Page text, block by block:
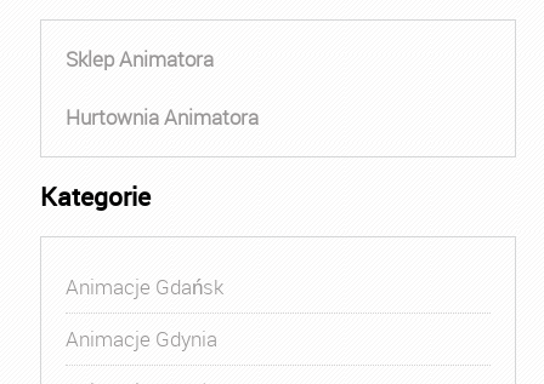
Sklep Animatora
Hurtownia Animatora
Kategorie
Animacje Gdańsk
Animacje Gdynia